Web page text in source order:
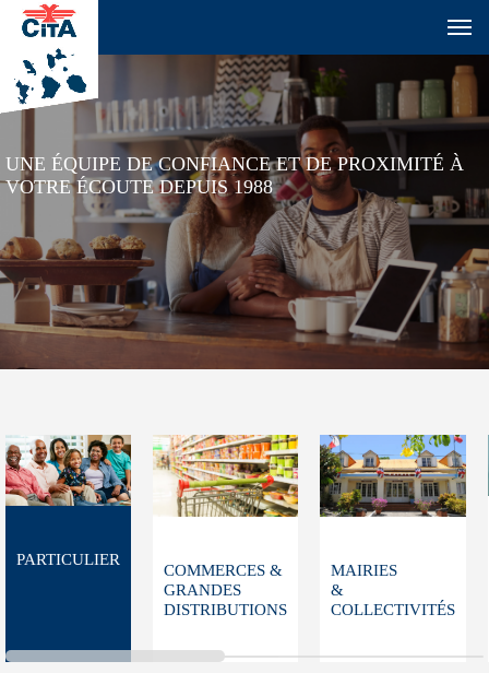
UNE ÉQUIPE DE CONFIANCE ET DE PROXIMITÉ À
VOTRE ÉCOUTE DEPUIS 1988
PARTICULIER
COMMERCES &
GRANDES
DISTRIBUTIONS
MAIRIES
&
COLLECTIVITÉS